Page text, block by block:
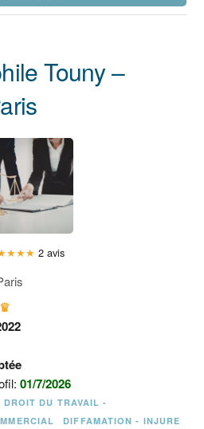
Touny –
★★★ 2 avis
01/7/2026
DROIT DU TRAVAIL -
DIFFAMATION - INJURE